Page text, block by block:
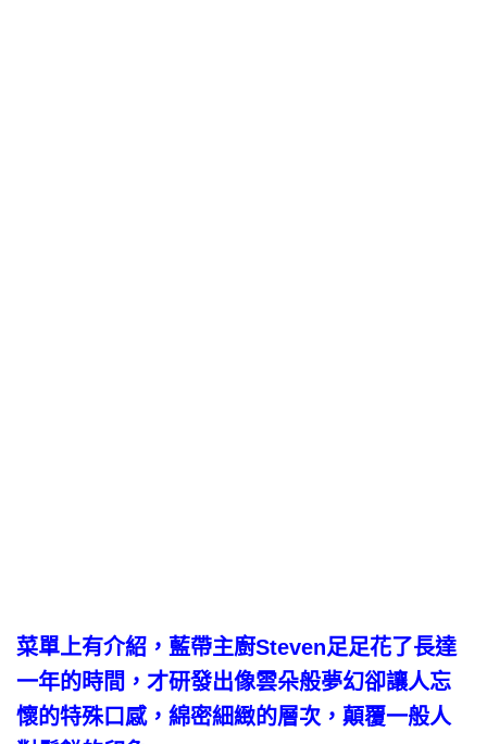
菜單上有介紹，藍帶主廚Steven足足花了長達
一年的時間，才研發出像雲朵般夢幻卻讓人忘
懷的特殊口感，綿密細緻的層次，顛覆一般人